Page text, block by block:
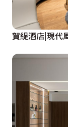
賀緹酒店|現代